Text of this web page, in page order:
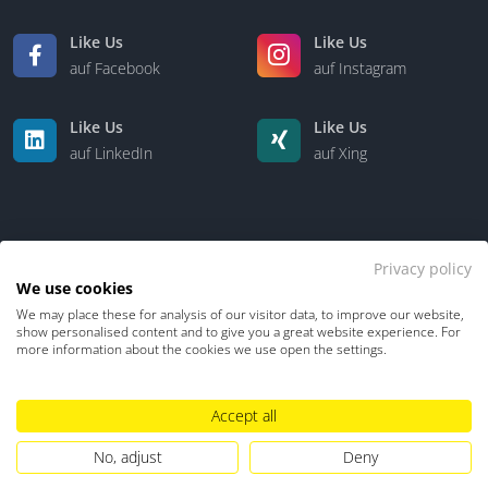
Workflow- & Aufgabensteuerung
Dokumentation & Review
Like Us
auf Facebook
Like Us
auf Instagram
Like Us
auf LinkedIn
Like Us
auf Xing
Kontakt Über uns
Impressum
Hinweisgebersystem
Umgang mit KI
Privacy policy
We use cookies
We may place these for analysis of our visitor data, to improve our website,
show personalised content and to give you a great website experience. For
more information about the cookies we use open the settings.
Accept all
No, adjust
Deny